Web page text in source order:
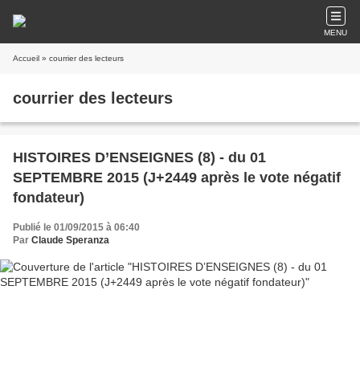
MENU
Accueil » courrier des lecteurs
courrier des lecteurs
HISTOIRES D’ENSEIGNES (8) - du 01
SEPTEMBRE 2015 (J+2449 après le vote négatif
fondateur)
Publié le 01/09/2015 à 06:40
Par Claude Speranza